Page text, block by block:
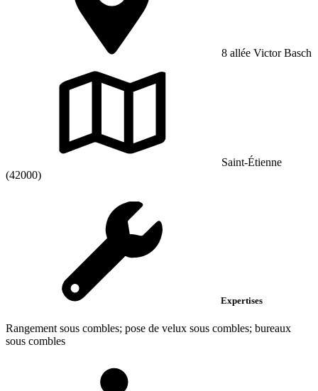
8 allée Victor Basch
Saint-Étienne
(42000)
Expertises
Rangement sous combles; pose de velux sous combles; bureaux
sous combles